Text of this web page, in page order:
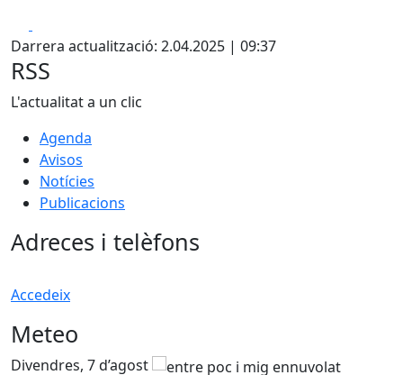
Darrera actualització: 2.04.2025 | 09:37
RSS
L'actualitat a un clic
Agenda
Avisos
Notícies
Publicacions
Adreces i telèfons
Accedeix
Meteo
Divendres, 7 d’agost